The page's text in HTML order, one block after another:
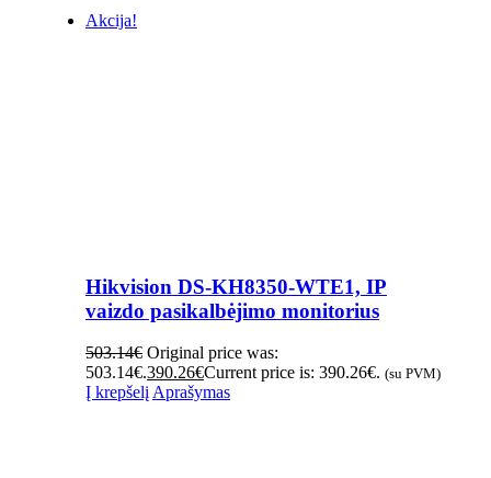
Akcija!
Hikvision DS-KH8350-WTE1, IP
vaizdo pasikalbėjimo monitorius
503.14€ Original price was:
503.14€.390.26€Current price is: 390.26€. (su PVM)
Į krepšelį Aprašymas